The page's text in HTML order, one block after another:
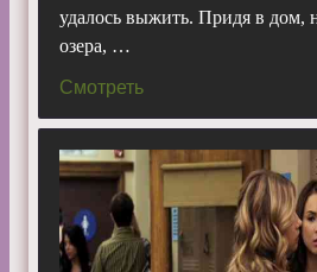
удалось выжить. Придя в дом,
озера, …
Смотреть